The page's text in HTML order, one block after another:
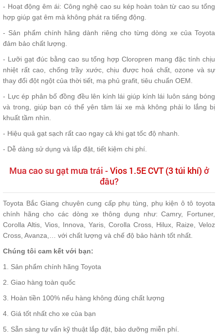
- Hoạt động êm ái: Công nghệ cao su kép hoàn toàn từ cao su tổng
hợp giúp gạt êm mà không phát ra tiếng động.
- Sản phẩm chính hãng dành riêng cho từng dòng xe của Toyota
đảm bảo chất lượng.
- Lưỡi gạt đúc bằng cao su tổng hợp Cloropren mang đặc tính chịu
nhiệt rất cao, chống trầy xước, chịu được hoá chất, ozone và sự
thay đổi đột ngột của thời tiết, mạ phủ grafit, tiêu chuẩn OEM.
- Lực ép phân bố đồng đều lên kính lái giúp kính lái luôn sáng bóng
và trong, giúp bạn có thể yên tâm lái xe mà không phải lo lắng bị
khuất tầm nhìn.
- Hiệu quả gạt sạch rất cao ngay cả khi gạt tốc độ nhanh.
- Dễ dàng sử dụng và lắp đặt, tiết kiệm chi phí.
Mua cao su gạt mưa trái -Vios 1.5E CVT (3 túi khí) ở
đâu?
Toyota Bắc Giang chuyên cung cấp phụ tùng, phụ kiện ô tô toyota
chính hãng cho các dòng xe thông dụng như: Camry, Fortuner,
Corolla Altis, Vios, Innova, Yaris, Corolla Cross, Hilux, Raize, Veloz
Cross, Avanza,… với chất lượng và chế độ bảo hành tốt nhất.
Chúng tôi cam kết với bạn:
1. Sản phẩm chính hãng Toyota
2. Giao hàng toàn quốc
3. Hoàn tiền 100% nếu hàng không đúng chất lượng
4. Giá tốt nhất cho xe của bạn
5. Sẵn sàng tư vấn kỹ thuật lắp đặt, bảo dưỡng miễn phí.